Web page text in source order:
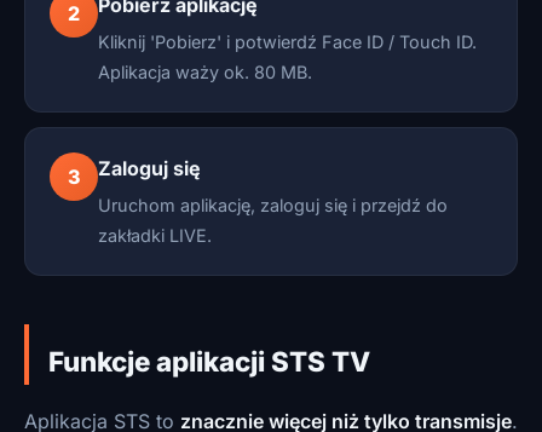
2 Pobierz aplikację
Kliknij 'Pobierz' i potwierdź Face ID / Touch ID.
Aplikacja waży ok. 80 MB.
3 Zaloguj się
Uruchom aplikację, zaloguj się i przejdź do
zakładki LIVE.
Funkcje aplikacji STS TV
Aplikacja STS to znacznie więcej niż tylko transmisje.